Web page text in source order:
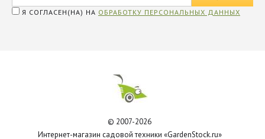
Я СОГЛАСЕН(НА) НА ОБРАБОТКУ ПЕРСОНАЛЬНЫХ ДАННЫХ
© 2007-2026
Интернет-магазин садовой техники «GardenStock.ru»